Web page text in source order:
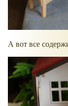
А вот все